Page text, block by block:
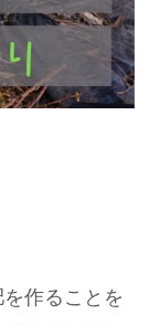
作ることを